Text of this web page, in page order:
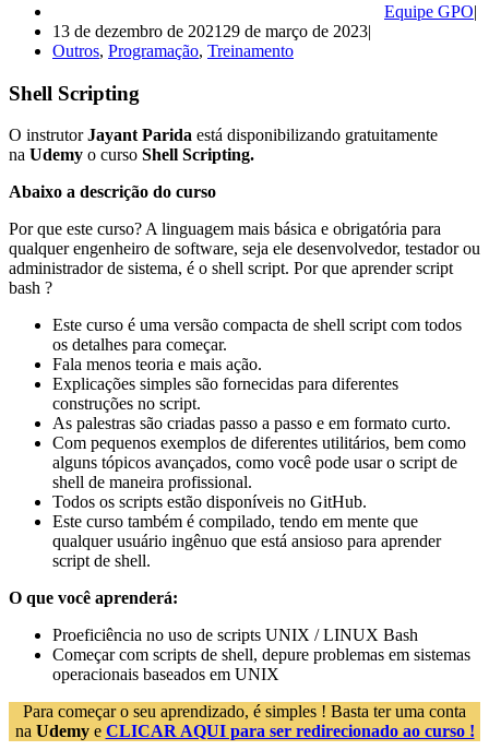
Equipe GPO
13 de dezembro de 2021 29 de março de 2023
Outros, Programação, Treinamento
Shell Scripting
O instrutorJayant Parida está disponibilizando gratuitamente
na Udemy o curso Shell Scripting.
Abaixo a descrição do curso
Por que este curso? A linguagem mais básica e obrigatória para
qualquer engenheiro de software, seja ele desenvolvedor, testador ou
administrador de sistema, é o shell script. Por que aprender script
bash ?
Este curso é uma versão compacta de shell script com todos
os detalhes para começar.
Fala menos teoria e mais ação.
Explicações simples são fornecidas para diferentes
construções no script.
As palestras são criadas passo a passo e em formato curto.
Com pequenos exemplos de diferentes utilitários, bem como
alguns tópicos avançados, como você pode usar o script de
shell de maneira profissional.
Todos os scripts estão disponíveis no GitHub.
Este curso também é compilado, tendo em mente que
qualquer usuário ingênuo que está ansioso para aprender
script de shell.
O que você aprenderá:
Proeficiência no uso de scripts UNIX / LINUX Bash
Começar com scripts de shell, depure problemas em sistemas
operacionais baseados em UNIX
Para começar o seu aprendizado, é simples ! Basta ter uma conta
na Udemye CLICAR AQUI para ser redirecionado ao curso !